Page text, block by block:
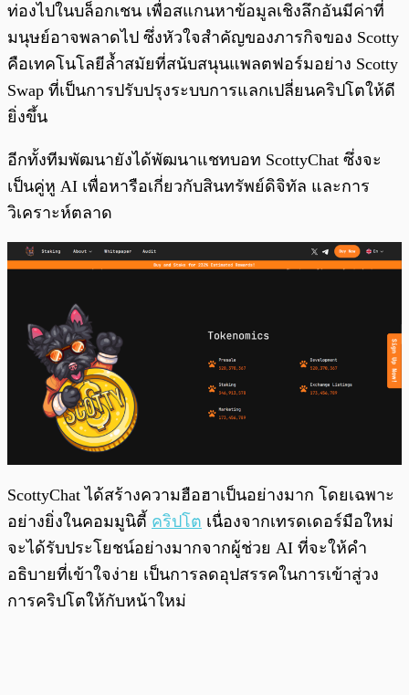
ท่องไปในบล็อกเชน เพื่อสแกนหาข้อมูลเชิงลึกอันมีค่าที่
มนุษย์อาจพลาดไป ซึ่งหัวใจสำคัญของภารกิจของ Scotty
คือเทคโนโลยีล้ำสมัยที่สนับสนุนแพลตฟอร์มอย่าง Scotty
Swap ที่เป็นการปรับปรุงระบบการแลกเปลี่ยนคริปโตให้ดี
ยิ่งขึ้น
อีกทั้งทีมพัฒนายังได้พัฒนาแชทบอท ScottyChat ซึ่งจะ
เป็นคู่หู AI เพื่อหารือเกี่ยวกับสินทรัพย์ดิจิทัล และการ
วิเคราะห์ตลาด
ScottyChat ได้สร้างความฮือฮาเป็นอย่างมาก โดยเฉพาะ
อย่างยิ่งในคอมมูนิตี้ คริปโต เนื่องจากเทรดเดอร์มือใหม่
จะได้รับประโยชน์อย่างมากจากผู้ช่วย AI ที่จะให้คำ
อธิบายที่เข้าใจง่าย เป็นการลดอุปสรรคในการเข้าสู่วง
การคริปโตให้กับหน้าใหม่